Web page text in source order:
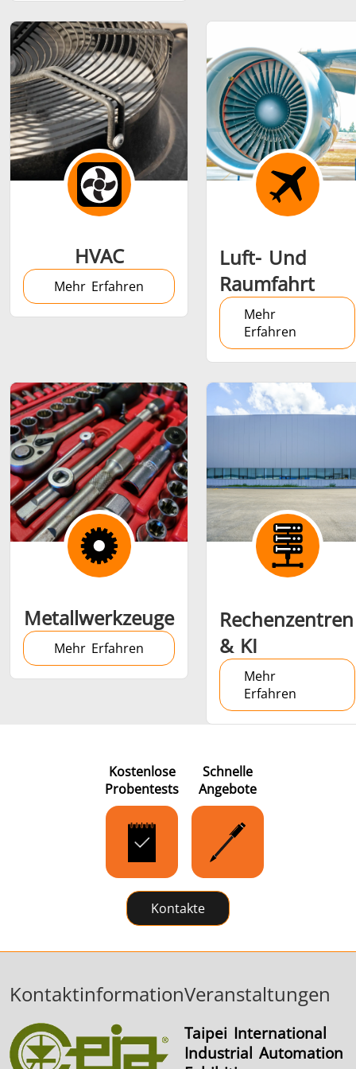
Medizin und
Pharma
Metallwerkzeuge
& KI
HVAC
Mehr Erfahren
Luft- Und
Raumfahrt
Mehr
Erfahren
Metallwerkzeuge
Mehr Erfahren
Rechenzentren
& KI
Mehr
Erfahren
Kostenlose
Probentests
Schnelle
Angebote
Kontakte
KontaktinformationVeranstaltungen
Taipei International
Industrial Automation